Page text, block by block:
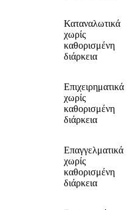
Καταναλωτικά
χωρίς
καθορισμένη
διάρκεια
Επιχειρηματικά
χωρίς
καθορισμένη
διάρκεια
Επαγγελματικά
χωρίς
καθορισμένη
διάρκεια